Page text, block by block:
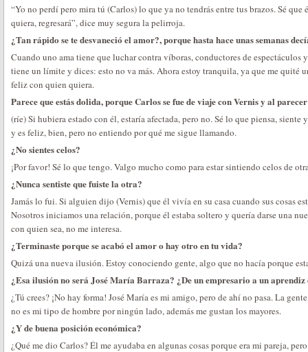
“Yo no perdí pero mira tú (Carlos) lo que ya no tendrás entre tus brazos. Sé que
quiera, regresará”, dice muy segura la pelirroja.
¿Tan rápido se te desvaneció el amor?, porque hasta hace unas semanas
Cuando uno ama tiene que luchar contra víboras, conductores de espectáculos
tiene un límite y dices: esto no va más. Ahora estoy tranquila, ya que me quité
feliz con quien quiera.
Parece que estás dolida, porque Carlos se fue de viaje con Vernis y al
(ríe) Si hubiera estado con él, estaría afectada, pero no. Sé lo que piensa,
y es feliz, bien, pero no entiendo por qué me sigue llamando.
¿No sientes celos?
¡Por favor! Sé lo que tengo. Valgo mucho como para estar sintiendo celos de
¿Nunca sentiste que fuiste la otra?
Jamás lo fui. Si alguien dijo (Vernis) que él vivía en su casa cuando sus cosas
Nosotros iniciamos una relación, porque él estaba soltero y quería darse una
con quien sea, no me interesa.
¿Terminaste porque se acabó el amor o hay otro en tu vida?
Quizá una nueva ilusión. Estoy conociendo gente, algo que no hacía porque
¿Esa ilusión no será José María Barraza? ¿De un empresario a un aprendiz
¿Tú crees? ¡No hay forma! José María es mi amigo, pero de ahí no pasa. La
no es mi tipo de hombre por ningún lado, además me gustan los mayores.
¿Y de buena posición económica?
¿Qué me dio Carlos? Él me ayudaba en algunas cosas porque era mi pareja,